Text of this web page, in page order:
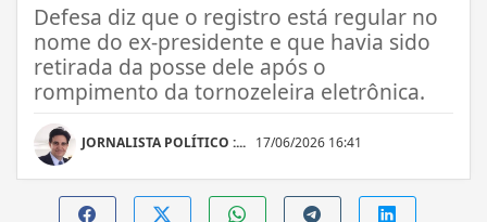
Defesa diz que o registro está regular no
nome do ex-presidente e que havia sido
retirada da posse dele após o
rompimento da tornozeleira eletrônica.
JORNALISTA POLÍTICO :... 17/06/2026 16:41